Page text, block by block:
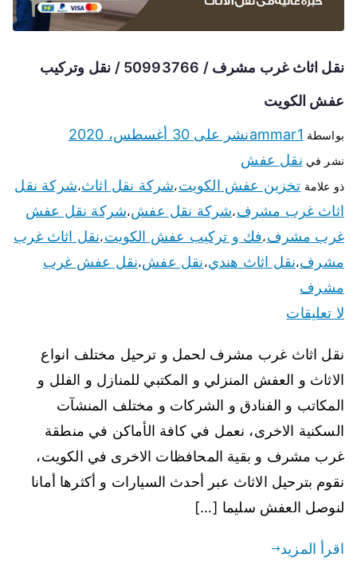
نقل اثاث غرب مشرف / 50993766 / نقل وتركيب
عفش الكويت
بواسطة ammar1نشر على 30 أغسطس، 2020
نشر في نقل عفش
ذو علامة تخزين عفش الكويت،شركة نقل اثاث،شركة نقل
اثاث غرب مشرف،شركة نقل عفش،شركة نقل عفش
غرب مشرف،فك و تركيب عفش الكويت،نقل اثاث غرب
مشرف،نقل اثاث هندي،نقل عفش،نقل عفش غرب
مشرف
لا تعليقات
نقل اثاث غرب مشرف لحمل و ترحيل مختلف انواع
الاثاث و العفش المنزلي و المكتبي للمنازل و الفلل و
المكاتب و الفنادق و الشركات و مختلف المنشآت
السكنية الاخرى، نعمل في كافة الأماكن في منطقة
غرب مشرف و بقية المحافظات الاخرى في الكويت،
نقوم بترحيل الاثاث عبر أحدث السيارات و أكثرها أمانا
لنوصل العفش سليما […]
اقرأ المزيد